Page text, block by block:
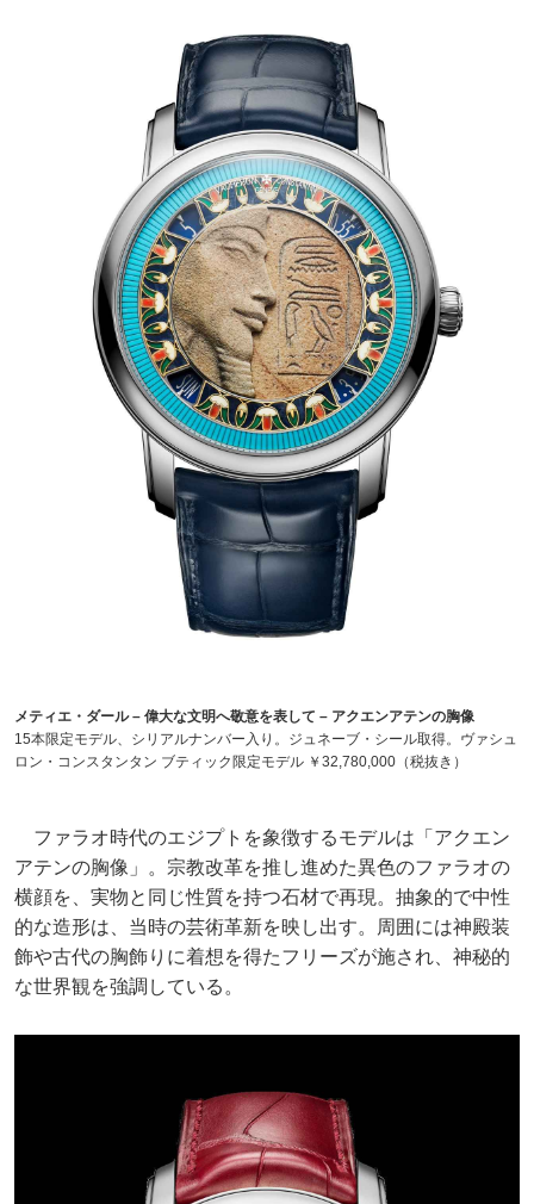
メティエ・ダール – 偉大な文明へ敬意を表して – アクエンアテンの胸像
15本限定モデル、シリアルナンバー入り。ジュネーブ・シール取得。ヴァシュ
ロン・コンスタンタン ブティック限定モデル ￥32,780,000（税抜き）
ファラオ時代のエジプトを象徴するモデルは「アクエン
アテンの胸像」。宗教改革を推し進めた異色のファラオの
横顔を、実物と同じ性質を持つ石材で再現。抽象的で中性
的な造形は、当時の芸術革新を映し出す。周囲には神殿装
飾や古代の胸飾りに着想を得たフリーズが施され、神秘的
な世界観を強調している。